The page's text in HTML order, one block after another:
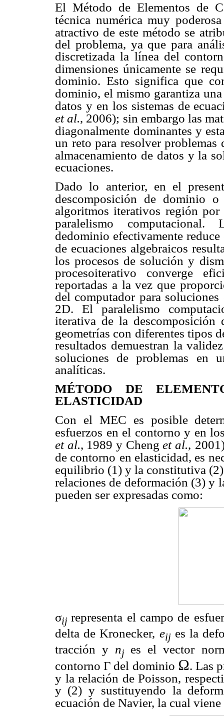
El Método de Elementos de
técnica numérica muy
atractivo de este método se
del problema, ya que para
discretizada la línea del
dimensiones únicamente se
dominio. Esto significa que
dominio, el mismo garantiza
datos y en los sistemas de
et al., 2006); sin embargo las
diagonalmente dominantes y
un reto para resolver problemas
almacenamiento de datos y la
ecuaciones.
Dado lo anterior, en el
descomposición de dominio o
algoritmos iterativos región por
paralelismo
computacional.
dedominio efectivamente
de ecuaciones algebraicos
los procesos de solución y
procesoiterativo converge
reportadas a la vez que
del computador para
2D. El paralelismo
iterativa de la descomposición
geometrías con diferentes tipos
resultados demuestran la
soluciones de problemas
en
analíticas.
MÉTODO DE
ELASTICIDAD
Con el MEC es posible
esfuerzos en el contorno y en
et al., 1989 y Chenget al.,
de contorno en elasticidad, es
equilibrio (1) y la constitutiva
relaciones de deformación (3) y
pueden ser expresadas como:
σijrepresenta el campo de
delta de Kronecker, eij es la
tracción y nj es el vector
contornoΓ del dominio Ω. Las
y la relación de Poisson,
y (2) y sustituyendo la
ecuación de Navier, la cual viene